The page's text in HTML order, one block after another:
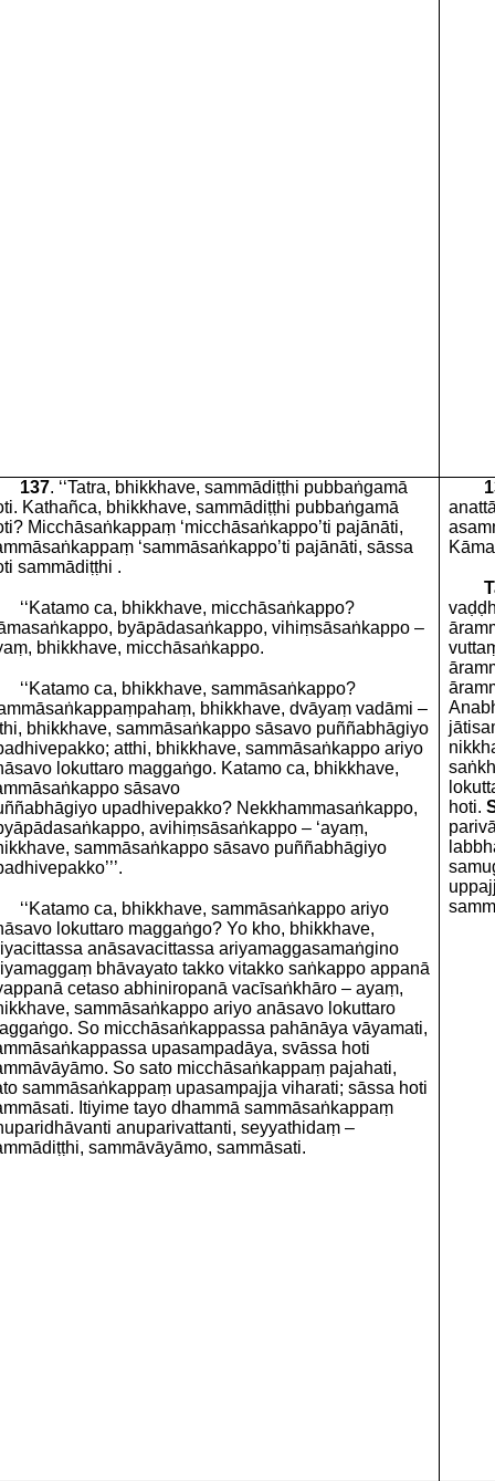
137. ‘‘Tatra, bhikkhave, sammādiṭṭhi pubbaṅgamā
Kathañca, bhikkhave, sammādiṭṭhi pubbaṅgamā
Micchāsaṅkappaṃ ‘micchāsaṅkappo’ti pajānāti,
‘sammāsaṅkappo’ti pajānāti, sāssa
sammādiṭṭhi .
‘‘Katamo ca, bhikkhave, micchāsaṅkappo?
byāpādasaṅkappo, vihiṃsāsaṅkappo –
bhikkhave, micchāsaṅkappo.
‘‘Katamo ca, bhikkhave, sammāsaṅkappo?
bhikkhave, dvāyaṃ vadāmi –
bhikkhave, sammāsaṅkappo sāsavo puññabhāgiyo
atthi, bhikkhave, sammāsaṅkappo ariyo
lokuttaro maggaṅgo. Katamo ca, bhikkhave,
sāsavo
upadhivepakko? Nekkhammasaṅkappo,
avihiṃsāsaṅkappo – ‘ayaṃ,
sammāsaṅkappo sāsavo puññabhāgiyo
‘‘Katamo ca, bhikkhave, sammāsaṅkappo ariyo
lokuttaro maggaṅgo? Yo kho, bhikkhave,
anāsavacittassa ariyamaggasamaṅgino
bhāvayato takko vitakko saṅkappo appanā
cetaso abhiniropanā vacīsaṅkhāro – ayaṃ,
sammāsaṅkappo ariyo anāsavo lokuttaro
So micchāsaṅkappassa pahānāya vāyamati,
upasampadāya, svāssa hoti
So sato micchāsaṅkappaṃ pajahati,
sammāsaṅkappaṃ upasampajja viharati; sāssa hoti
Itiyime tayo dhammā sammāsaṅkappaṃ
anuparivattanti, seyyathidaṃ –
sammāvāyāmo, sammāsati.
hoti.